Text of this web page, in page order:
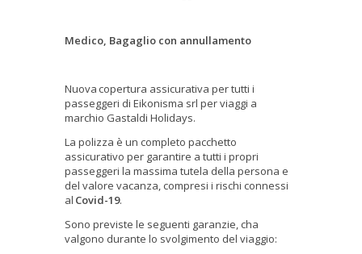
Medico, Bagaglio con annullamento
Nuova copertura assicurativa per tutti i
passeggeri di Eikonisma srl per viaggi a
marchio Gastaldi Holidays.
La polizza è un completo pacchetto
assicurativo per garantire a tutti i propri
passeggeri la massima tutela della persona e
del valore vacanza, compresi i rischi connessi
al Covid-19.
Sono previste le seguenti garanzie, cha
valgono durante lo svolgimento del viaggio: